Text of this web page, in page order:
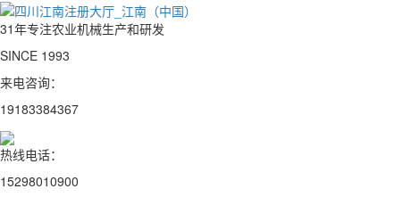
31年专注农业机械生产和研发
SINCE 1993
来电咨询：
19183384367
热线电话：
15298010900